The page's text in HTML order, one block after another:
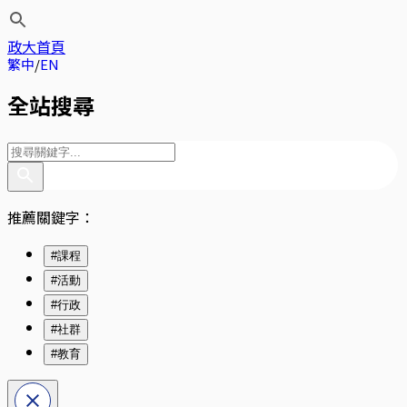
政大首頁
繁中 EN
全站搜尋
推薦關鍵字：
#課程
#活動
#行政
#社群
#教育